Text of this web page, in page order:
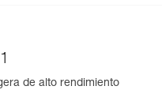
de alto rendimiento